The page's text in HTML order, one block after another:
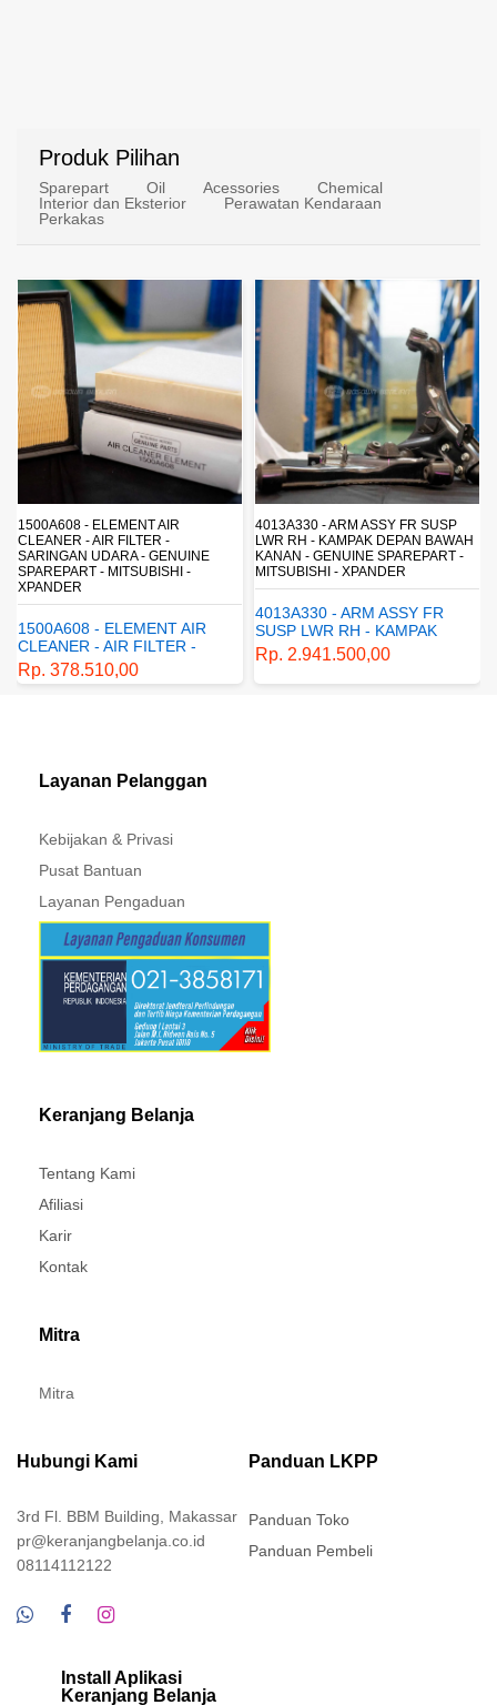
Produk Pilihan
Sparepart Oil Acessories
Chemical
Interior dan Eksterior
Perawatan Kendaraan
Perkakas
4013A330 - ARM ASSY FR SUSP
LWR RH - KAMPAK DEPAN BAWAH
KANAN - GENUINE SPAREPART -
MITSUBISHI - XPANDER
SUSP LWR RH - KAMPAK
DEPAN BAWAH KANAN -
GENUINE SPAREPART -
MITSUBISHI - XPANDER
Rp. 2.941.500,00
4162A413 - SHOCK ABSORBER RR
SUSP - SUSPENSI BELAKANG -
SHOCKBREAKER BELAKANG -
GENUINE SPAREPART -
MITSUBISHI - XPANDER
4162A413 - SHOCK
ABSORBER RR SUSP -
SUSPENSI BELAKANG -
SHOCKBREAKER BELAKANG
Layanan Pelanggan
Kebijakan & Privasi
Pusat Bantuan
Layanan Pengaduan
Keranjang Belanja
Tentang Kami
Afiliasi
Karir
Kontak
Mitra
Mitra
Hubungi Kami
3rd Fl. BBM Building, Makassar
pr@keranjangbelanja.co.id
08114112122
Panduan LKPP
Panduan Toko
Panduan Pembeli
Install Aplikasi
Keranjang Belanja